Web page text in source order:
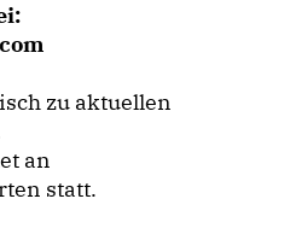
zu aktuellen
an
statt.